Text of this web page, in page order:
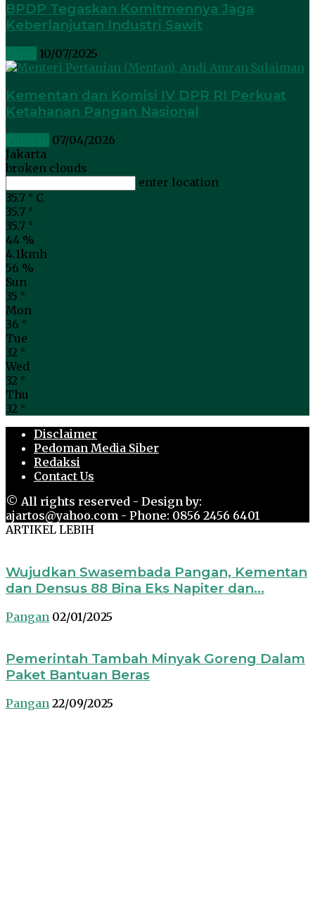
BPDP Tegaskan Komitmennya Jaga
Keberlanjutan Industri Sawit
10/07/2025
Kementan dan Komisi IV DPR RI Perkuat
Ketahanan Pangan Nasional
07/04/2026
Jakarta
broken clouds
enter location
35.7 ° C
35.7 °
35.7 °
44 %
4.1kmh
56 %
Sun
35 °
Mon
36 °
Tue
32 °
Wed
32 °
Thu
32 °
Disclaimer
Pedoman Media Siber
Redaksi
Contact Us
© All rights reserved - Design by:
ajartos@yahoo.com - Phone: 0856 2456 6401
ARTIKEL LEBIH
Wujudkan Swasembada Pangan, Kementan
dan Densus 88 Bina Eks Napiter dan...
Pangan 02/01/2025
Pemerintah Tambah Minyak Goreng Dalam
Paket Bantuan Beras
Pangan 22/09/2025